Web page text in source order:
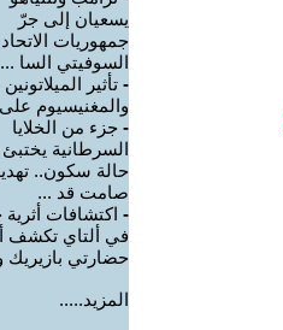
يسعيان إلى جرّ
جمهوريات الاتحاد
السوفيتي السا ...
- تأثير الميلاتونين
والمغنيسيوم
- جزء من الخلايا
السرطانية
حالة سكون..
صامت قد ...
- اكتشافات أثرية
في ألتاي تكشف
حضارتي بازيريك
المزيد.....